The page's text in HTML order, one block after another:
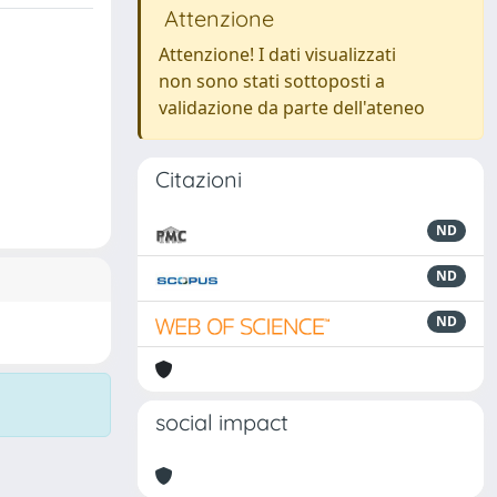
Attenzione
Attenzione! I dati visualizzati
non sono stati sottoposti a
validazione da parte dell'ateneo
Citazioni
ND
ND
ND
social impact